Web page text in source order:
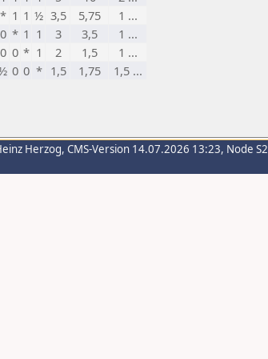
* 1 1 ½ 3,5 5,75
1 ...
0 * 1 1 3 3,5
1 ...
0 0 * 1 2 1,5
1 ...
0 0 * 1,5 1,75
1,5 ...
Herzog, CMS-Version 14.07.2026 13:23, Node S2